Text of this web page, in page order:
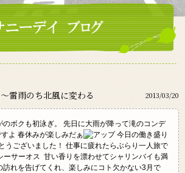
雨のち北風に変わる 2013/03/20
のボクも初泳ぎ。 先日に大雨が降って滝のコンデ
よ 春休みが楽しみだぁ
今日の働き盛り
うございました！ 仕事に疲れたらぶらり一人旅で
甘い香りを漂わせてシャリンバイも満
訪れを告げてくれ、楽しみにコト欠かない3月で